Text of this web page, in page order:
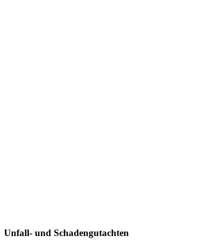
Unfall- und Schadengutachten